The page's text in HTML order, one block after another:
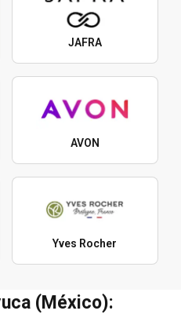
JAFRA
AVON
Yves Rocher
(México):